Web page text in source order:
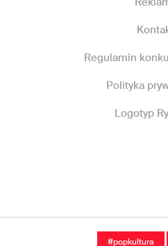
#popkultura
Regulamin
Polityka
Logotyp